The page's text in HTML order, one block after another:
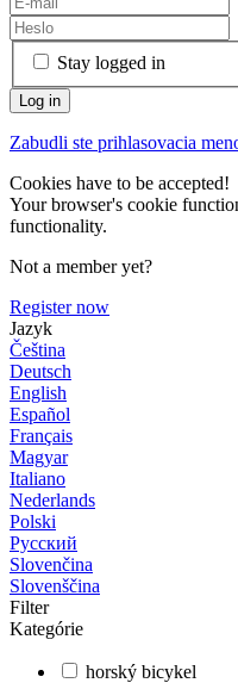
Stay logged in
Zabudli ste prihlasovacia
Cookies have to be accepted!
Your browser's cookie
functionality.
Not a member yet?
Register now
Jazyk
Čeština
Deutsch
English
Español
Français
Magyar
Italiano
Nederlands
Polski
Русский
Slovenčina
Slovenščina
Filter
Kategórie
horský bicykel